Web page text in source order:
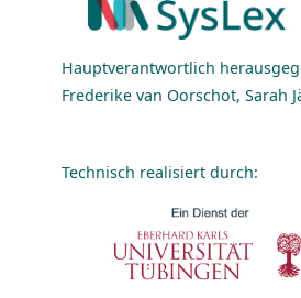
Hauptverantwortlich
Frederike van Oorschot, Sarah
Technisch realisiert durch: